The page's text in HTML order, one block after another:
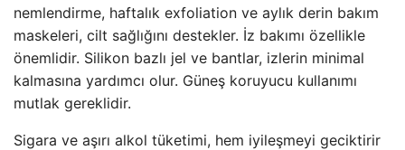
nemlendirme, haftalık exfoliation ve aylık derin bakım
maskeleri, cilt sağlığını destekler. İz bakımı özellikle
önemlidir. Silikon bazlı jel ve bantlar, izlerin minimal
kalmasına yardımcı olur. Güneş koruyucu kullanımı
mutlak gereklidir.
Sigara ve aşırı alkol tüketimi, hem iyileşmeyi geciktirir